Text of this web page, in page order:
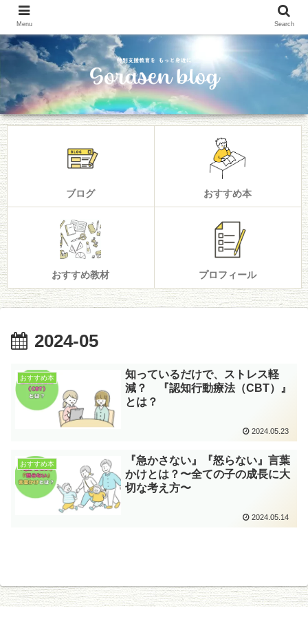
ブログ おすすめ本
おすすめ教材 プロフィール
2024-05
おすすめ本
知っているだけで、ストレス軽
減？ 『認知行動療法（CBT）』
とは？
2024.05.23
おすすめ本
『急かさない』『怒らない』言葉
かけとは？〜全ての子の成長に大
切な考え方〜
2024.05.14
Menu Search